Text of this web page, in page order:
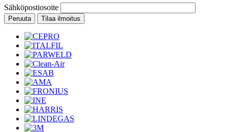
Sähköpostiosoite
Peruuta Tilaa ilmoitus